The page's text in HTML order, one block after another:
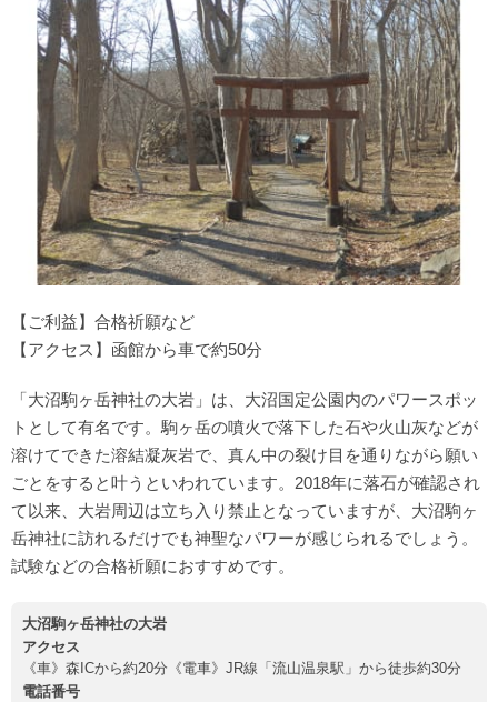
【ご利益】合格祈願など
【アクセス】函館から車で約50分
「大沼駒ヶ岳神社の大岩」は、大沼国定公園内のパワースポッ
トとして有名です。駒ヶ岳の噴火で落下した石や火山灰などが
溶けてできた溶結凝灰岩で、真ん中の裂け目を通りながら願い
ごとをすると叶うといわれています。2018年に落石が確認され
て以来、大岩周辺は立ち入り禁止となっていますが、大沼駒ヶ
岳神社に訪れるだけでも神聖なパワーが感じられるでしょう。
試験などの合格祈願におすすめです。
大沼駒ヶ岳神社の大岩
アクセス
《車》森ICから約20分《電車》JR線「流山温泉駅」から徒歩約30分
電話番号